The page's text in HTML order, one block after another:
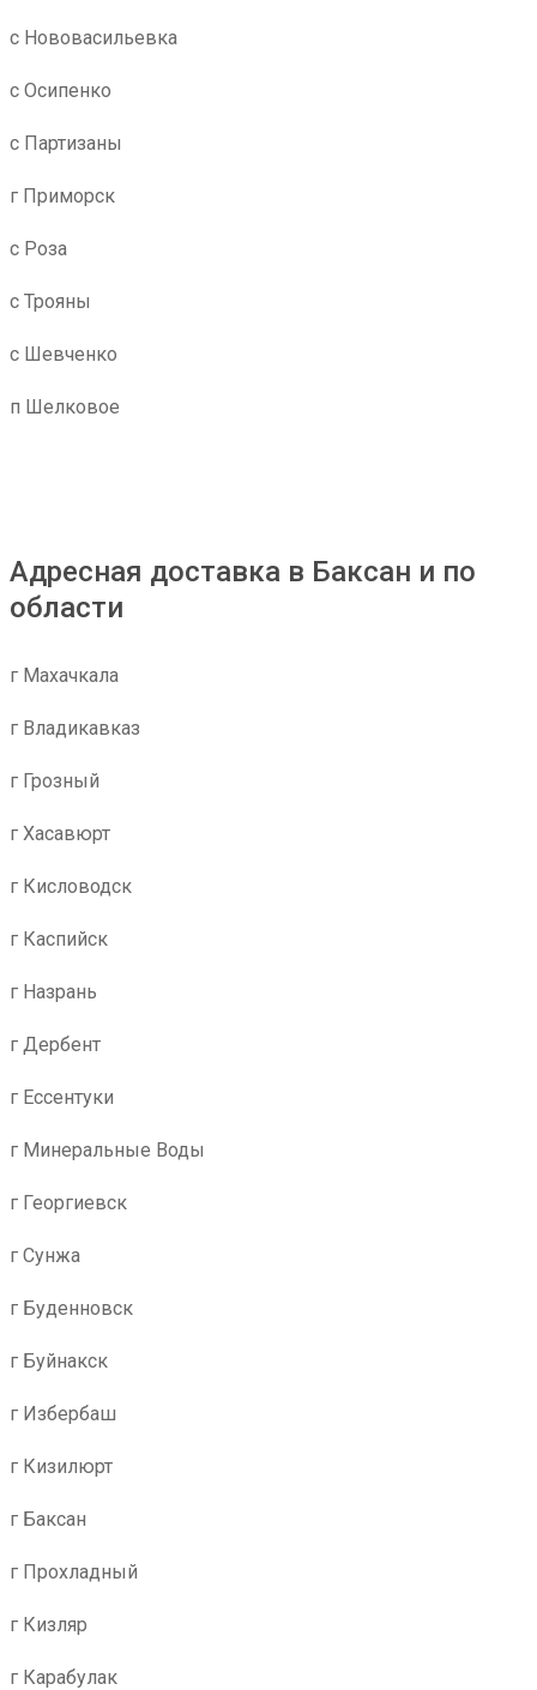
с Нововасильевка
с Осипенко
с Партизаны
г Приморск
с Роза
с Трояны
с Шевченко
п Шелковое
Адресная доставка в Баксан и по
области
г Махачкала
г Владикавказ
г Грозный
г Хасавюрт
г Кисловодск
г Каспийск
г Назрань
г Дербент
г Ессентуки
г Минеральные Воды
г Георгиевск
г Сунжа
г Буденновск
г Буйнакск
г Избербаш
г Кизилюрт
г Баксан
г Прохладный
г Кизляр
г Карабулак